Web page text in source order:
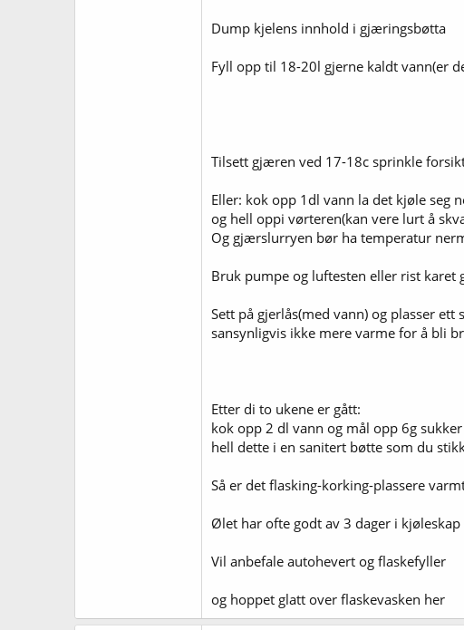
Dump kjelens innhold i gjæringsbøtta
Fyll opp til 18-20l gjerne kaldt vann(er
Tilsett gjæren ved 17-18c sprinkle
Eller: kok opp 1dl vann la det kjøle seg
og hell oppi vørteren(kan vere lurt å
Og gjærslurryen bør ha temperatur
Bruk pumpe og luftesten eller rist karet
Sett på gjerlås(med vann) og plasser
sansynligvis ikke mere varme for å bli
Etter di to ukene er gått:
kok opp 2 dl vann og mål opp 6g
hell dette i en sanitert bøtte som du
Så er det flasking-korking-plassere
Ølet har ofte godt av 3 dager i
Vil anbefale autohevert og flaskefyller
og hoppet glatt over flaskevasken her